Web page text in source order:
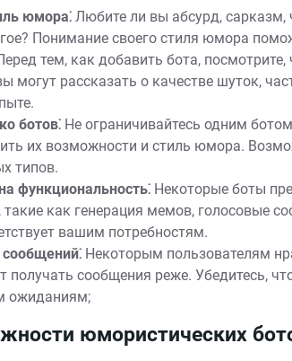
юмора⁚ Любите ли вы абсурд,
Понимание своего стиля юмора
тем, как добавить бота, посмотрите,
могут рассказать о качестве шуток,
ботов⁚ Не ограничивайтесь одним
их возможности и стиль юмора.
типов.
функциональность⁚ Некоторые боты
такие как генерация мемов, голосовые
вашим потребностям.
Некоторым пользователям
получать сообщения реже. Убедитесь,
ожиданиям;
юмористических